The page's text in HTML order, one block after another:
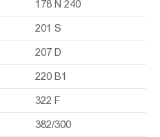
178 N 240
201 S
207 D
220 B1
322 F
382/300